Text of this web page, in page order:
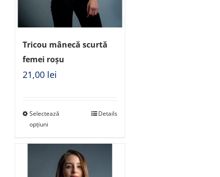
Tricou mânecă scurtă
femei roșu
21,00 lei
Selectează
opțiuni
Details